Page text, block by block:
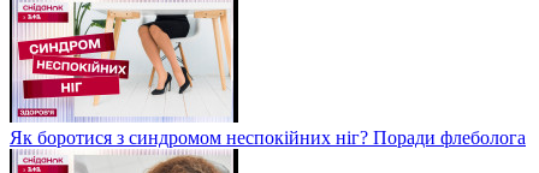
Як боротися з синдромом неспокійних ніг? Поради флеболога